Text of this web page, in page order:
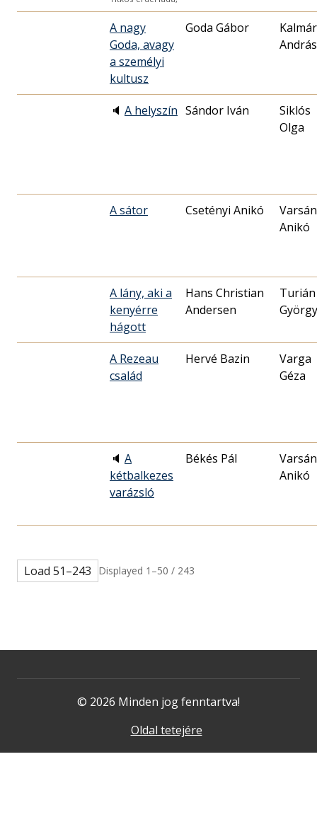
A nagy
Goda, avagy
a személyi
kultusz
Goda Gábor
Kalmár
András
🔈 A helyszín Sándor Iván
Siklós
Olga
A sátor Csetényi Anikó
Anikó
A lány, aki a
kenyérre
hágott
Hans Christian
Andersen
Turián
György
A Rezeau
család
Hervé Bazin
Varga
Géza
🔈 A
kétbalkezes
varázsló
Békés Pál
Anikó
Load 51–243 Displayed 1–50 / 243
© 2026 Minden jog fenntartva!
Oldal tetejére